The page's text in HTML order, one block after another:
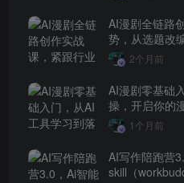
AI漫剧全链路
势，从选题改
质作品2个月前
AI漫剧零基础
操，开启你的
1个月前
AI写作陪跑营
skill（